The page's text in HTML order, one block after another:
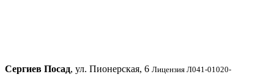
Сергиев Посад, ул. Пионерская, 6 Лицензия Л041-01020-